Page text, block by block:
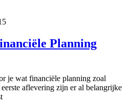
Planning
je wat financiële planning zoal
aflevering zijn er al belangrijke